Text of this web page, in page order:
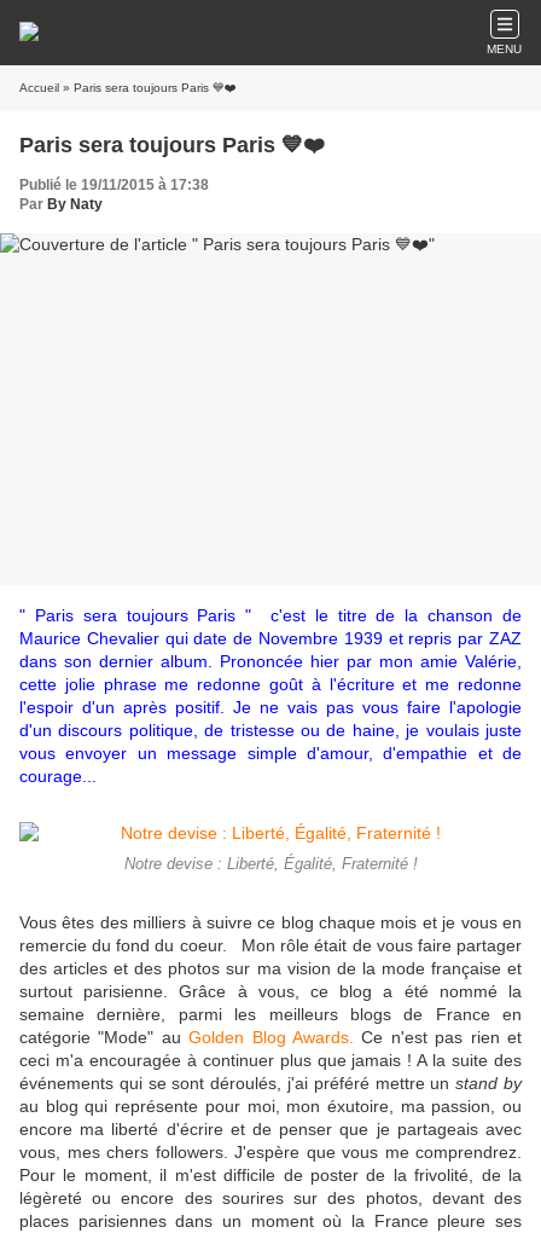
MENU
Accueil » Paris sera toujours Paris 💙❤️
Paris sera toujours Paris 💙❤️
Publié le 19/11/2015 à 17:38
Par By Naty
" Paris sera toujours Paris " c'est le titre de la chanson de
Maurice Chevalier qui date de Novembre 1939 et repris par ZAZ
dans son dernier album. Prononcée hier par mon amie Valérie,
cette jolie phrase me redonne goût à l'écriture et me redonne
l'espoir d'un après positif. Je ne vais pas vous faire l'apologie
d'un discours politique, de tristesse ou de haine, je voulais juste
vous envoyer un message simple d'amour, d'empathie et de
courage...
Notre devise : Liberté, Égalité, Fraternité !
Vous êtes des milliers à suivre ce blog chaque mois et je vous en
remercie du fond du coeur. Mon rôle était de vous faire partager
des articles et des photos sur ma vision de la mode française et
surtout parisienne. Grâce à vous, ce blog a été nommé la
semaine dernière, parmi les meilleurs blogs de France en
catégorie "Mode" auGolden Blog Awards.
Ce n'est pas rien et
ceci m'a encouragée à continuer plus que jamais ! A la suite des
événements qui se sont déroulés, j'ai préféré mettre unstand by
au blog qui représente pour moi, mon éxutoire, ma passion, ou
encore ma liberté d'écrire et de penser que je partageais avec
vous, mes chers followers. J'espère que vous me comprendrez.
Pour le moment, il m'est difficile de poster de la frivolité, de la
légèreté ou encore des sourires sur des photos, devant des
places parisiennes dans un moment où la France pleure ses